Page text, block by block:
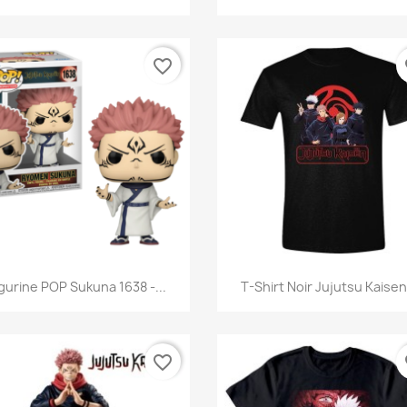
Aperçu rapide
POP Sukuna 1638 -...
favorite_border
Aperçu rapide
T-Shirt Noir Jujutsu
favorite_border